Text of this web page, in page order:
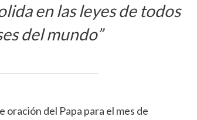
en las leyes de todos
del mundo”
del Papa para el mes de